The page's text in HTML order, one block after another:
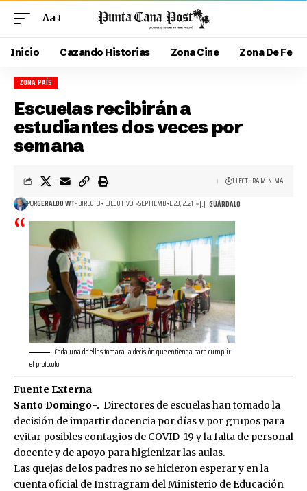
Aa
Inicio Cazando Historias Zona Cine Zona De Fe
ZONA PAÍS
Escuelas recibirán a
estudiantes dos veces por
semana
PORGERALDO WT- DIRECTOR EJECUTIVO SEPTIEMBRE 28, 2021
1 LECTURA MÍNIMA
Cada una de ellas tomará la decisión que entienda para cumplir
el protocolo
Fuente Externa
Santo Domingo-. Directores de escuelas han tomado la
decisión de impartir docencia por días y por grupos para
evitar posibles contagios de COVID-19 y la falta de personal
docente y de apoyo para higienizar las aulas.
Las quejas de los padres no se hicieron esperar y en la
cuenta oficial de Instragram del Ministerio de Educación